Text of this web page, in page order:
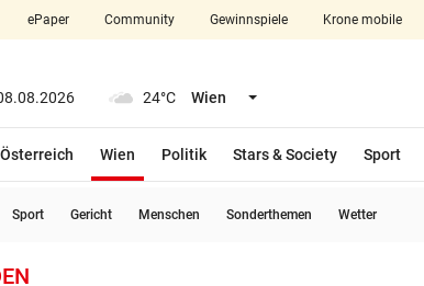
closeSchließen
arrow_right
ePaper Community Gewinnspiele Krone mobile
24°C Wien Menü aufklappen
Österreich Wien
Politik
Stars & Society Sport
Sport Gericht Menschen Sonderthemen Wetter